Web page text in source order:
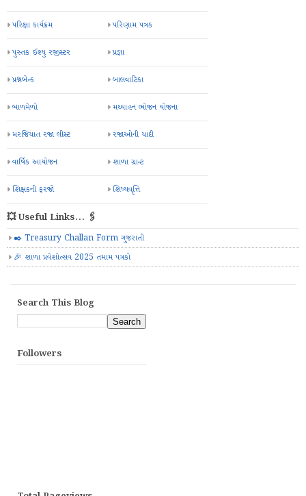
પરિક્ષા કાર્યક્રમ પરિણામ પત્રક
પુસ્તક ઈશ્યુ રજીસ્ટર પ્રજ્ઞા
પ્રશ્નબેન્ક બાલવાટિકા
બાળમેળો મઘ્યાહન ભોજન યોજના
મરજિયાત રજા લીસ્ટ રજાઓની યાદી
વાર્ષિક આયોજન શાળા ગ્રાન્ટ
શિક્ષકની ફરજો શિષ્યવૃત્તિ
💥 Useful Links... 🖇️
✒️ Treasury Challan Form ગુજરાતી
🎉 શાળા પ્રવેશોત્સવ 2025 તમામ પત્રકો
Search This Blog
Followers